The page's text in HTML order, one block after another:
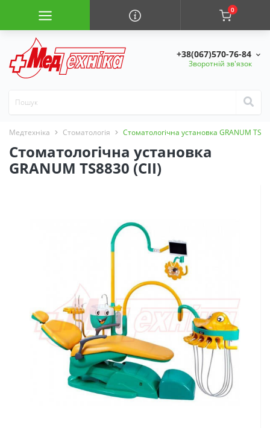
0
+38(067)570-76-84
Зворотній зв'язок
Медтехніка Стоматологія Стоматологічна установка GRANUM
Стоматологічна установка
GRANUM TS8830 (СII)